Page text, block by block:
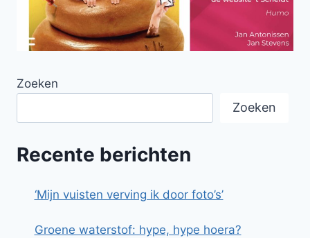
Zoeken
Zoeken
Recente berichten
‘Mijn vuisten verving ik door foto’s’
Groene waterstof: hype, hype hoera?